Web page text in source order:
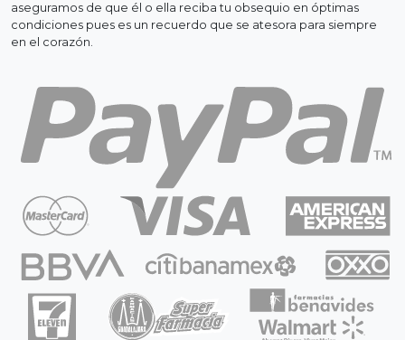
aseguramos de que él o ella reciba tu obsequio en óptimas
condiciones pues es un recuerdo que se atesora para siempre
en el corazón.